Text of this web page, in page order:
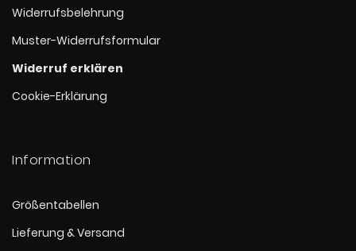
Widerrufsbelehrung
Muster-Widerrufsformular
Widerruf erklären
Cookie-Erklärung
Information
Größentabellen
Lieferung & Versand